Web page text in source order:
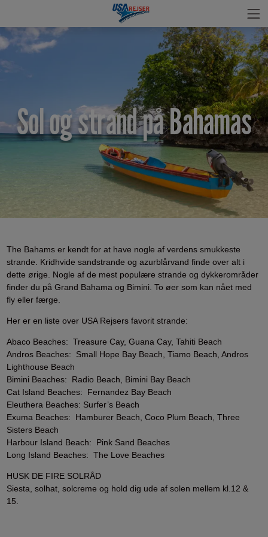
Sol og strand på Bahamas
The Bahams er kendt for at have nogle af verdens smukkeste
strande. Kridhvide sandstrande og azurblårvand finde over alt i
dette ørige. Nogle af de mest populære strande og dykkerområder
finder du på Grand Bahama og Bimini. To øer som kan nået med
fly eller færge.
Her er en liste over USA Rejsers favorit strande:
Abaco Beaches: Treasure Cay, Guana Cay, Tahiti Beach
Andros Beaches: Small Hope Bay Beach, Tiamo Beach, Andros
Lighthouse Beach
Bimini Beaches: Radio Beach, Bimini Bay Beach
Cat Island Beaches: Fernandez Bay Beach
Eleuthera Beaches: Surfer’s Beach
Exuma Beaches: Hamburer Beach, Coco Plum Beach, Three
Sisters Beach
Harbour Island Beach: Pink Sand Beaches
Long Island Beaches: The Love Beaches
HUSK DE FIRE SOLRÅD
Siesta, solhat, solcreme og hold dig ude af solen mellem kl.12 &
15.